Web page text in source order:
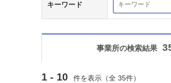
キーワード
事業所の検索結果
1 - 10 件を表示（全 35件）